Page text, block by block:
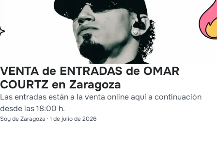
VENTA de ENTRADAS de OMAR
COURTZ en Zaragoza
Las entradas están a la venta online aquí a continuación
desde las 18:00 h.
Soy de Zaragoza · 1 de julio de 2026